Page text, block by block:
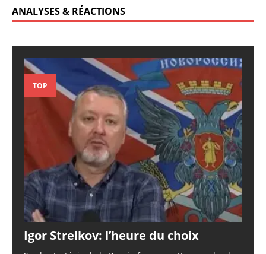
ANALYSES & RÉACTIONS
TOP
Igor Strelkov: l’heure du choix